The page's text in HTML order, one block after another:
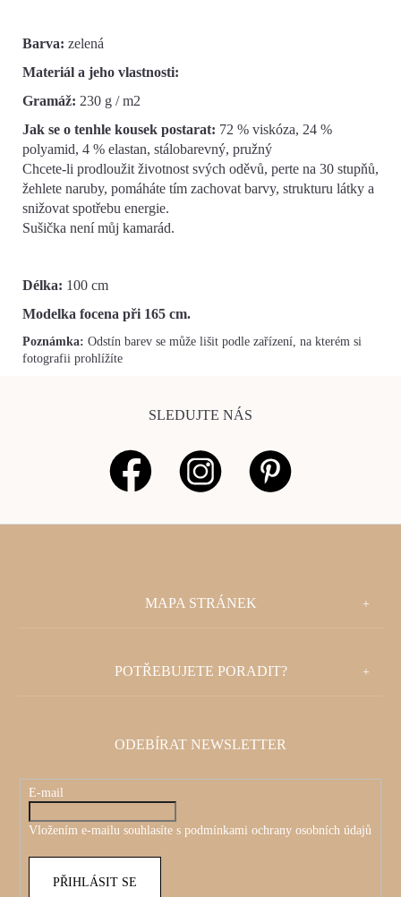
Barva: zelená
Materiál a jeho vlastnosti:
Gramáž: 230 g / m2
Jak se o tenhle kousek postarat: 72 % viskóza, 24 %
polyamid, 4 % elastan, stálobarevný, pružný
Chcete-li prodloužit životnost svých oděvů, perte na 30 stupňů,
žehlete naruby, pomáháte tím zachovat barvy, strukturu látky a
snižovat spotřebu energie.
Sušička není můj kamarád.
Délka: 100 cm
Modelka focena při 165 cm.
Poznámka: Odstín barev se může lišit podle zařízení, na kterém si
fotografii prohlížíte
SLEDUJTE NÁS
MAPA STRÁNEK
POTŘEBUJETE PORADIT?
ODEBÍRAT NEWSLETTER
E-mail
Vložením e-mailu souhlasíte s podmínkami ochrany osobních údajů
PŘIHLÁSIT SE